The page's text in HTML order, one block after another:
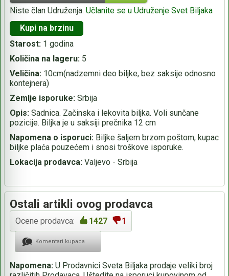
Niste član Udruženja. Učlanite se u Udruženje Svet Biljaka
Kupi na brzinu
Starost: 1 godina
Količina na lageru: 5
Veličina: 10cm(nadzemni deo biljke, bez saksije odnosno
kontejnera)
Zemlje isporuke: Srbija
Opis: Sadnica. Začinska i lekovita biljka. Voli sunčane
pozicije. Biljka je u saksiji prečnika 12 cm
Napomena o isporuci: Biljke šaljem brzom poštom, kupac
biljke plaća pouzećem i snosi troškove isporuke.
Lokacija prodavca: Valjevo - Srbija
Ostali artikli ovog prodavca
Ocene prodavca: 1427 1
Komentari kupaca
Napomena: U Prodavnici Sveta Biljaka prodaje veliki broj